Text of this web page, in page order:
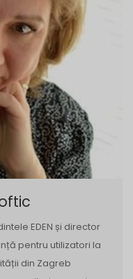
EDEN și director
pentru utilizatori la
din Zagreb